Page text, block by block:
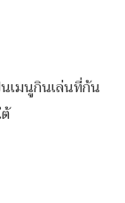
เมนูกินเล่นที่ก้น